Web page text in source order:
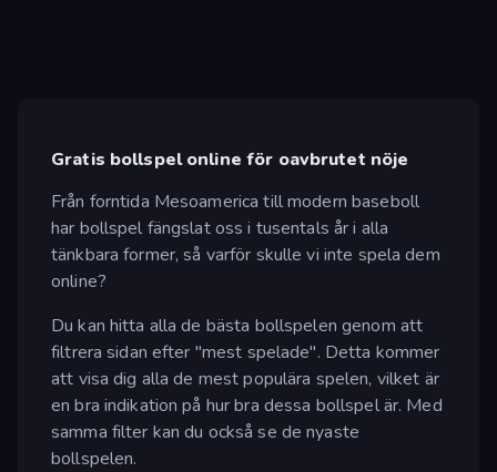
Gratis bollspel online för oavbrutet nöje
Från forntida Mesoamerica till modern baseboll
har bollspel fängslat oss i tusentals år i alla
tänkbara former, så varför skulle vi inte spela dem
online?
Du kan hitta alla de bästa bollspelen genom att
filtrera sidan efter "mest spelade". Detta kommer
att visa dig alla de mest populära spelen, vilket är
en bra indikation på hur bra dessa bollspel är. Med
samma filter kan du också se de nyaste
bollspelen.